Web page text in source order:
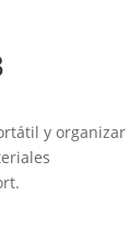
y organizar